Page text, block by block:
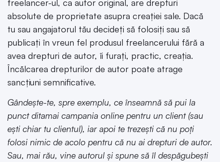
freelancer-ul, ca autor original, are drepturi
absolute de proprietate asupra creației sale. Dacă
tu sau angajatorul tău decideți să folosiți sau să
publicați în vreun fel produsul freelancerului fără a
avea drepturi de autor, îi furați, practic, creația.
Încălcarea drepturilor de autor poate atrage
sancțiuni semnificative.
Gândește-te, spre exemplu, ce înseamnă să pui la
punct ditamai campania online pentru un client (sau
ești chiar tu clientul), iar apoi te trezești că nu poți
folosi nimic de acolo pentru că nu ai drepturi de autor.
Sau, mai rău, vine autorul și spune să îl despăgubești